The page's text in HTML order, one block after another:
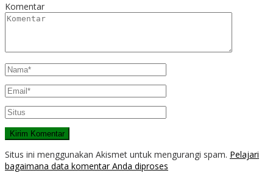
Komentar
Situs ini menggunakan Akismet untuk mengurangi spam. Pelajari
bagaimana data komentar Anda diproses